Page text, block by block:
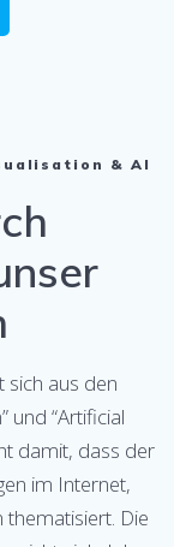
& AI
sich aus den
und “Artificial
damit, dass der
im Internet,
Die